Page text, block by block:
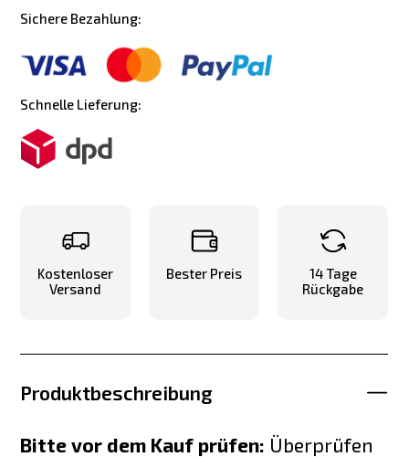
Sichere Bezahlung:
Schnelle Lieferung:
Kostenloser
Versand
Bester Preis
14 Tage
Rückgabe
Produktbeschreibung
Bitte vor dem Kauf prüfen: Überprüfen